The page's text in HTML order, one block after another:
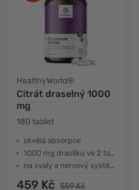
HealthyWorld®
Citrát draselný 1000
mg
180 tablet
skvělá absorpce
1000 mg draslíku ve 2 tabletách
na svaly a nervový systém
459 Kč 559 Kč